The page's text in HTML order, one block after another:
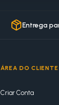
Entrega
ÁREA DO CLIENTE
Criar Conta